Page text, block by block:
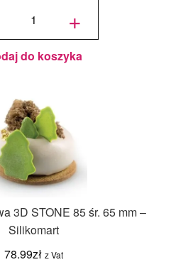
18 +
do koszyka
3D STONE 85 śr. 65 mm –
Silikomart
78.99zł z Vat